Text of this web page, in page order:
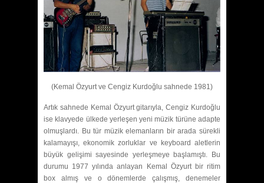
(Kemal Özyurt ve Cengiz Kurdoğlu sahnede 1981)
Artık sahnede Kemal Özyurt gitarıyla, Cengiz Kurdoğlu
ise klavyede ülkede yerleşen yeni müzik türüne adapte
olmuşlardı. Bu tür müzik elemanların bir arada sürekli
kalamayışı, ekonomik zorluklar ve keyboard aletlerin
büyük gelişimi sayesinde yerleşmeye başlamıştı. Bu
durumu 1977 yılında anlayan Kemal Özyurt bir ritim
box almış ve o dönemlerde çalışmış, denemeler